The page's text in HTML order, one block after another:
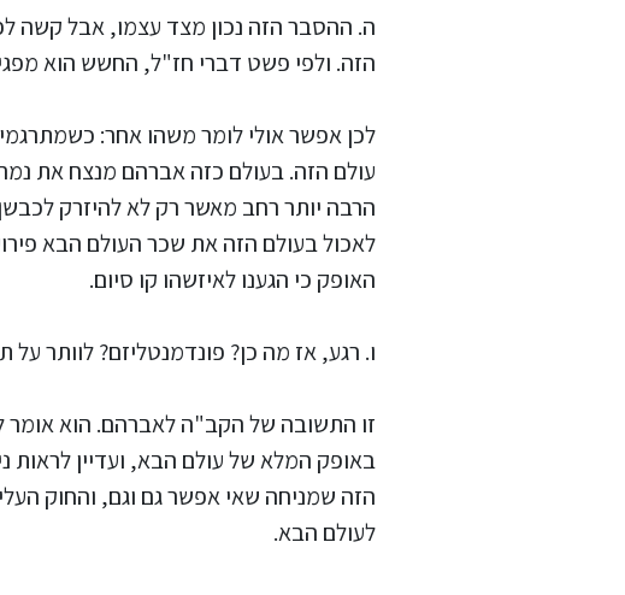
ה. ההסבר הזה נכון מצד עצמו, אבל קשה
הזה. ולפי פשט דברי חז"ל, החשש הוא
לכן אפשר אולי לומר משהו אחר:
עולם הזה. בעולם כזה אברהם מנצח את
הרבה יותר רחב מאשר רק לא להיזרק
לאכול בעולם הזה את שכר העולם הבא
האופק כי הגענו לאיזשהו קו סיום.
ו. רגע, אז מה כן? פונדמנטליזם? לוותר
זו התשובה של הקב"ה לאברהם. הוא אומר
באופק המלא של עולם הבא, ועדיין לראות
הזה שמניחה שאי אפשר גם וגם, והחוק
לעולם הבא.